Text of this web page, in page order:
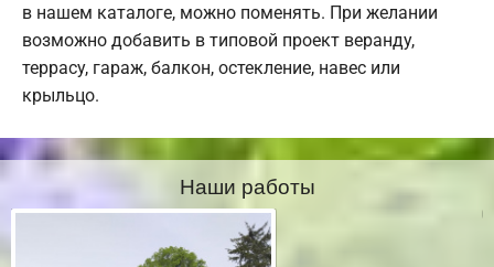
в нашем каталоге, можно поменять. При желании
возможно добавить в типовой проект веранду,
террасу, гараж, балкон, остекление, навес или
крыльцо.
Наши работы